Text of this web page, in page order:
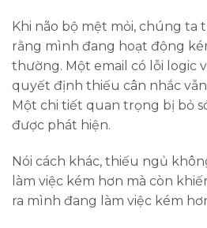
Khi não bộ mệt mỏi, chúng ta
rằng mình đang hoạt động
thường. Một email có lỗi logic
quyết định thiếu cân nhắc
Một chi tiết quan trọng bị bỏ
được phát hiện.
Nói cách khác, thiếu ngủ
làm việc kém hơn mà còn
ra mình đang làm việc kém